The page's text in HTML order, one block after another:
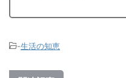
-生活の知恵